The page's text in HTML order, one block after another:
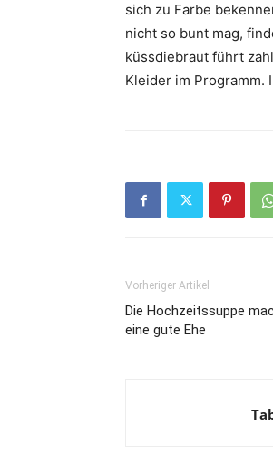
sich zu Farbe
nicht so bunt mag,
küssdiebraut führt
Kleider im Programm.
Vorheriger Artikel
Die Hochzeitssuppe
eine gute Ehe